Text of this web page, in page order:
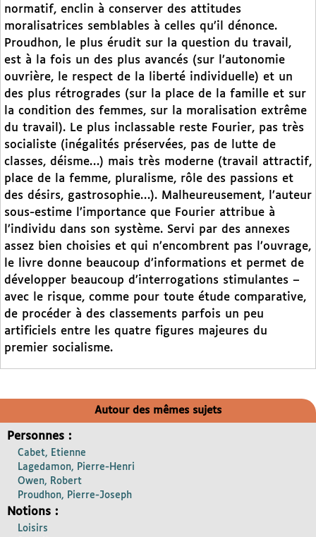
normatif, enclin à conserver des attitudes
moralisatrices semblables à celles qu’il dénonce.
Proudhon, le plus érudit sur la question du travail,
est à la fois un des plus avancés (sur l’autonomie
ouvrière, le respect de la liberté individuelle) et un
des plus rétrogrades (sur la place de la famille et sur
la condition des femmes, sur la moralisation extrême
du travail). Le plus inclassable reste Fourier, pas très
socialiste (inégalités préservées, pas de lutte de
classes, déisme…) mais très moderne (travail attractif,
place de la femme, pluralisme, rôle des passions et
des désirs, gastrosophie…). Malheureusement, l’auteur
sous-estime l’importance que Fourier attribue à
l’individu dans son système. Servi par des annexes
assez bien choisies et qui n’encombrent pas l’ouvrage,
le livre donne beaucoup d’informations et permet de
développer beaucoup d’interrogations stimulantes –
avec le risque, comme pour toute étude comparative,
de procéder à des classements parfois un peu
artificiels entre les quatre figures majeures du
premier socialisme.
Autour des mêmes sujets
Personnes :
Cabet, Etienne
Lagedamon, Pierre-Henri
Owen, Robert
Proudhon, Pierre-Joseph
Notions :
Loisirs